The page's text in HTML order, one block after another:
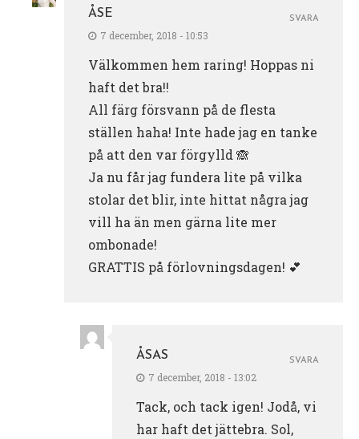
ÅSE
7 december, 2018 - 10:53
Välkommen hem raring! Hoppas ni
haft det bra!!
All färg försvann på de flesta
ställen haha! Inte hade jag en tanke
på att den var förgylld 🙈
Ja nu får jag fundera lite på vilka
stolar det blir, inte hittat några jag
vill ha än men gärna lite mer
ombonade!
GRATTIS på förlovningsdagen! 💕
SVARA
ÅSAS
7 december, 2018 - 13:02
Tack, och tack igen! Jodå, vi
har haft det jättebra. Sol,
SVARA